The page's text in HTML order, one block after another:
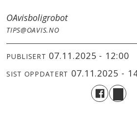
OAvisboligrobot
TIPS@OAVIS.NO
PUBLISERT 07.11.2025 - 12:00
SIST OPPDATERT 07.11.2025 -